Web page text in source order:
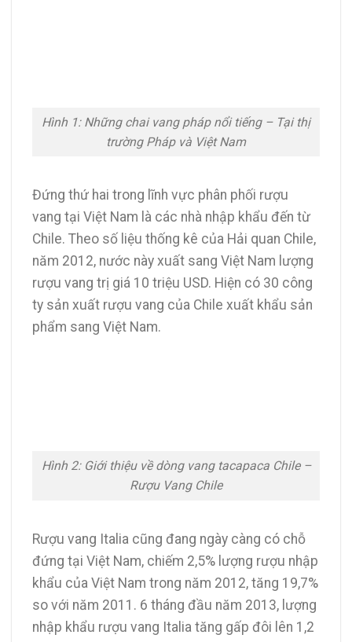
Hình 1: Những chai vang pháp nổi tiếng – Tại thị
trường Pháp và Việt Nam
Đứng thứ hai trong lĩnh vực phân phối rượu
vang tại Việt Nam là các nhà nhập khẩu đến từ
Chile. Theo số liệu thống kê của Hải quan Chile,
năm 2012, nước này xuất sang Việt Nam lượng
rượu vang trị giá 10 triệu USD. Hiện có 30 công
ty sản xuất rượu vang của Chile xuất khẩu sản
phẩm sang Việt Nam.
Hình 2: Giới thiệu về dòng vang tacapaca Chile –
Rượu Vang Chile
Rượu vang Italia cũng đang ngày càng có chỗ
đứng tại Việt Nam, chiếm 2,5% lượng rượu nhập
khẩu của Việt Nam trong năm 2012, tăng 19,7%
so với năm 2011. 6 tháng đầu năm 2013, lượng
nhập khẩu rượu vang Italia tăng gấp đôi lên 1,2